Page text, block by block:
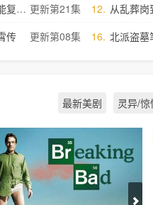
更新第21集
技能 12. 从乱葬
更新第08集
传 16. 北派盗墓
最新美剧 灵异/惊